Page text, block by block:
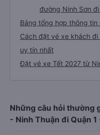
đường Ninh Sơn đi
Bảng tổng hợp thông tin
Cách đặt vé xe khách đi
uy tín nhất
Đặt vé xe Tết 2027 từ
Những câu hỏi thường
- Ninh Thuận đi Quận 1